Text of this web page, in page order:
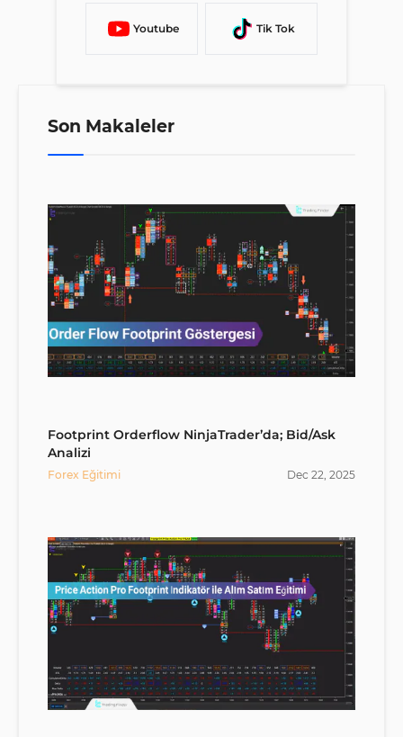
Youtube Tik Tok
Son Makaleler
Footprint Orderflow NinjaTrader’da; Bid/Ask
Analizi
Forex Eğitimi Dec 22, 2025